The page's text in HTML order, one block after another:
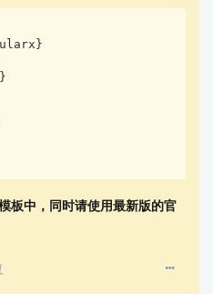
most up to date contest
of Contents, if it's neede
if it's needed.
板中，同时请使用最新版的官